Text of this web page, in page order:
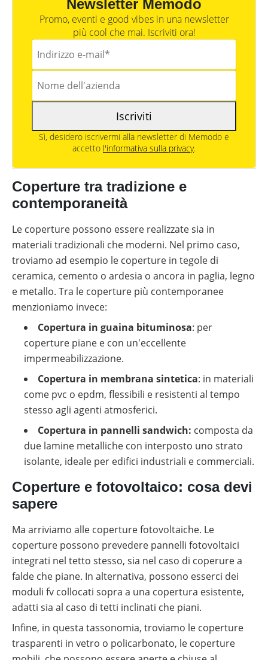
Newsletter Memodo
Promo, eventi e good vibes in una newsletter
più cool che mai. Iscriviti ora!
Iscriviti
Sì, desidero iscrivermi alla newsletter di Memodo e
accetto l'informativa sulla privacy.
Coperture tra tradizione e
contemporaneità
Le coperture possono essere realizzate sia in
materiali tradizionali che moderni. Nel primo caso,
troviamo ad esempio le coperture in tegole di
ceramica, cemento o ardesia o ancora in paglia, legno
e metallo. Tra le coperture più contemporanee
menzioniamo invece:
Copertura in guaina bituminosa: per
coperture piane e con un'eccellente
impermeabilizzazione.
Copertura in membrana sintetica: in materiali
come pvc o epdm, flessibili e resistenti al tempo
stesso agli agenti atmosferici.
Copertura in pannelli sandwich: composta da
due lamine metalliche con interposto uno strato
isolante, ideale per edifici industriali e commerciali.
Coperture e fotovoltaico: cosa devi
sapere
Ma arriviamo alle coperture fotovoltaiche. Le
coperture possono prevedere pannelli fotovoltaici
integrati nel tetto stesso, sia nel caso di coperure a
falde che piane. In alternativa, possono esserci dei
moduli fv collocati sopra a una copertura esistente,
adatti sia al caso di tetti inclinati che piani.
Infine, in questa tassonomia, troviamo le coperture
trasparenti in vetro o policarbonato, le coperture